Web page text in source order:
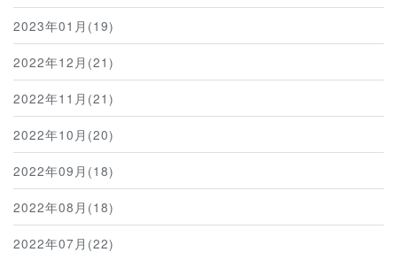
2023年01月(19)
2022年12月(21)
2022年11月(21)
2022年10月(20)
2022年09月(18)
2022年08月(18)
2022年07月(22)